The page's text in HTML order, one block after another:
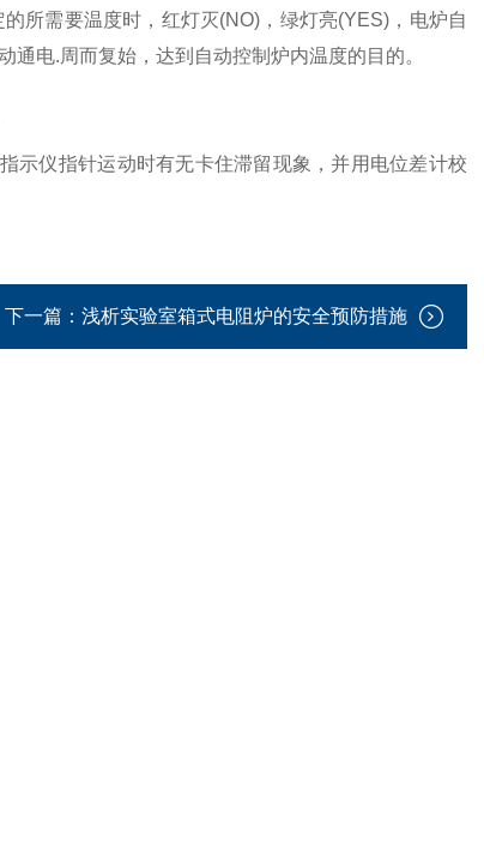
所需要温度时，红灯灭(NO)，绿灯亮(YES)，电炉自
电.周而复始，达到自动控制炉内温度的目的。
示仪指针运动时有无卡住滞留现象，并用电位差计校
下一篇： 浅析实验室箱式电阻炉的安全预防措施